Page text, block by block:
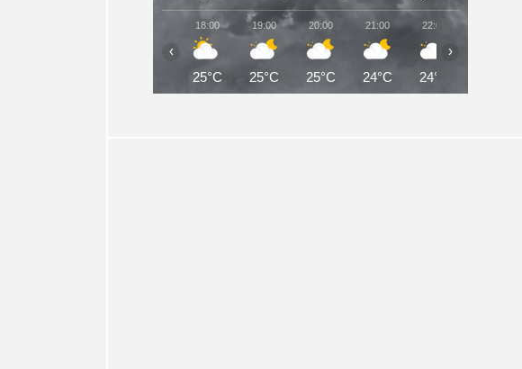
18:00
25°C
19:00
25°C
20:00
25°C
21:00
24°C
22:00
24°C
‹ ›